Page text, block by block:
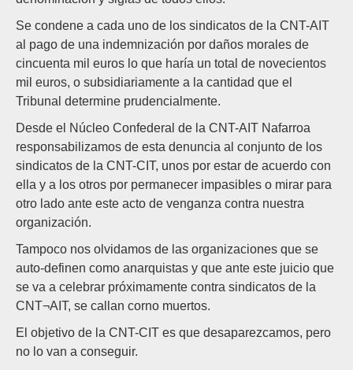
Se condene a cada uno de los sindicatos de la CNT-AIT
al pago de una indemnización por daños morales de
cincuenta mil euros lo que haría un total de novecientos
mil euros, o subsidiariamente a la cantidad que el
Tribunal determine prudencialmente.
Desde el Núcleo Confederal de la CNT-AIT Nafarroa
responsabilizamos de esta denuncia al conjunto de los
sindicatos de la CNT-CIT, unos por estar de acuerdo con
ella y a los otros por permanecer impasibles o mirar para
otro lado ante este acto de venganza contra nuestra
organización.
Tampoco nos olvidamos de las organizaciones que se
auto-definen como anarquistas y que ante este juicio que
se va a celebrar próximamente contra sindicatos de la
CNT¬AIT, se callan corno muertos.
El objetivo de la CNT-CIT es que desaparezcamos, pero
no lo van a conseguir.